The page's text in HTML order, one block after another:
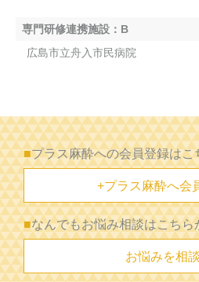
専門研修連携施設：B
広島市立舟入市民病院
■プラス麻酔への会員登録はこ
+プラス麻酔へ会
■なんでもお悩み相談はこちら
お悩みを相